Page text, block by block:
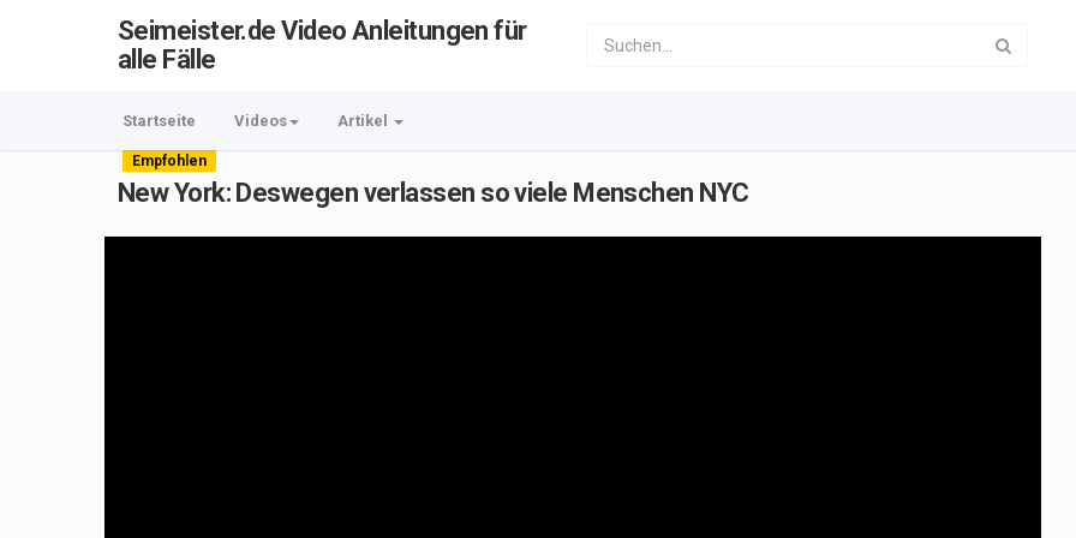
Seimeister.de Video Anleitungen für
alle Fälle
Startseite Videos Artikel
Empfohlen
New York: Deswegen verlassen so viele Menschen NYC